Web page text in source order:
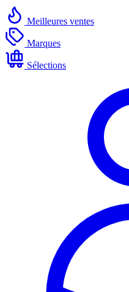
Meilleures ventes
Marques
Sélections